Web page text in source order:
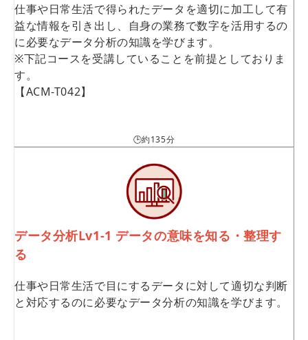
仕事や日常生活で得られたデータを適切に加工して有
益な情報を引き出し、自身の業務で数字を活用するの
に必要なデータ分析の知識を学びます。
※下記コースを受講していることを前提としておりま
す。
【ACM-T042】
🕒約135分
データ分析Lv1-1 データの意味を知る・整理す
る
仕事や日常生活で目にするデータに対して適切な判断
と対応するのに必要なデータ分析の知識を学びます。